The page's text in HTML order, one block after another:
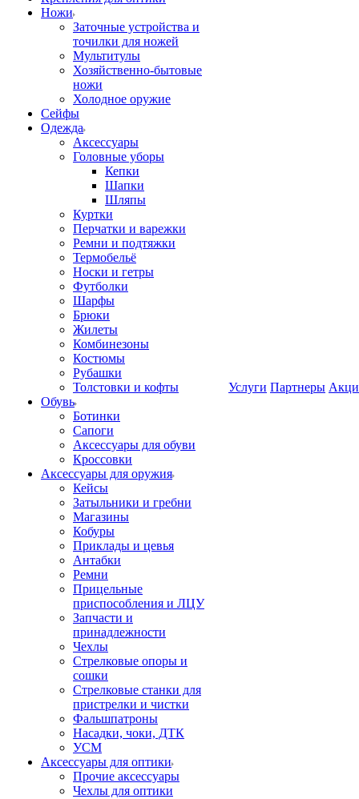
Ножи
Заточные устройства и
точилки для ножей
Мультитулы
Хозяйственно-бытовые
ножи
Холодное оружие
Сейфы
Одежда
Аксессуары
Головные уборы
Кепки
Шапки
Шляпы
Куртки
Перчатки и варежки
Ремни и подтяжки
Термобельё
Носки и гетры
Футболки
Шарфы
Брюки
Жилеты
Комбинезоны
Костюмы
Рубашки
Толстовки и кофты
Обувь
Ботинки
Сапоги
Аксессуары для обуви
Кроссовки
Аксессуары для оружия
Кейсы
Затыльники и гребни
Магазины
Кобуры
Приклады и цевья
Антабки
Ремни
Прицельные
приспособления и ЛЦУ
Запчасти и
принадлежности
Чехлы
Стрелковые опоры и
сошки
Стрелковые станки для
пристрелки и чистки
Фальшпатроны
Насадки, чоки, ДТК
УСМ
Аксессуары для оптики
Прочие аксессуары
Чехлы для оптики
Услуги Партнеры